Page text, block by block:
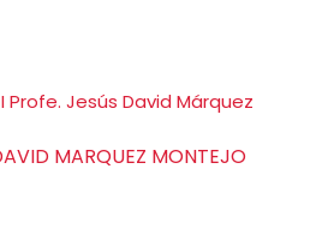
Profe. Jesús David Márquez
MARQUEZ MONTEJO